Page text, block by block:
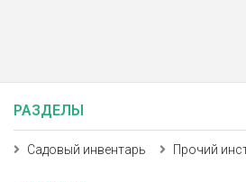
РАЗДЕЛЫ
Садовый инвентарь Прочий